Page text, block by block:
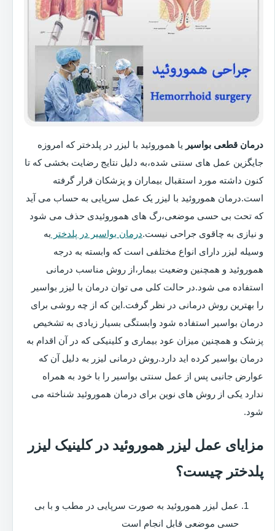
درمان قطعی بواسیر یا هموروئید با لیزر در پلدختر که امروزه
جایگزین عمل های سنتی شده،به دلیل نتایج رضایت بخشی که تا
کنون داشته مورد استقبال بیماران و پزشکان قرار گرفته
است.درمان هموروئید با لیزر یک عمل سرپایی به حساب می آید
که تحت بی حسی موضعی،رگ های هموروئیدی حذف می شود
و نیازی به چاقوی جراحی نیست.درمان بواسیر در پلدختر به
وسیله لیزر دارای انواع مختلفی است که وابسته به درجه
هموروئید و همچنین وضعیت بیمار،از روش مناسب درمانی
استفاده می شود.در حالت کلی می توان درمان با لیزر بواسیر
را بهترین روش درمانی در نظر گرفت.این که از چه روشی برای
درمان بواسیر استفاده شود وابستگی بسیار زیادی به تشخیص
پزشک و همچنین میزان عود بیماری و کلینیکی که در آن اقدام به
درمان بواسیر کرده اید دارد.روش درمانی لیزر به دلیل آن که
عوارض جانبی پس از عمل سنتی بواسیر را با خود به همراه
ندارد یکی از روش های نوین برای درمان هموروئید شناخته می
شود.
مزایای عمل لیزر هموروئید در کلینیک لیزر
پلدختر چیست؟
عمل لیزر هموروئید به صورت سرپایی در مطب و با بی
حسی موضعی قابل انجام است